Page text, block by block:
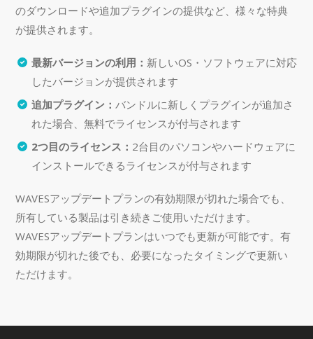
のダウンロードや追加プラグインの提供など、様々な特典
が提供されます。
最新バージョンの利用： 新しいOS・ソフトウェアに対応
したバージョンが提供されます
追加プラグイン： バンドルに新しくプラグインが追加さ
れた場合、無料でライセンスが付与されます
2つ目のライセンス： 2台目のパソコンやハードウェアに
インストールできるライセンスが付与されます
WAVESアップデートプランの有効期限が切れた場合でも、
所有している製品は引き続きご使用いただけます。
WAVESアップデートプランはいつでも更新が可能です。有
効期限が切れた後でも、必要になったタイミングで更新い
ただけます。